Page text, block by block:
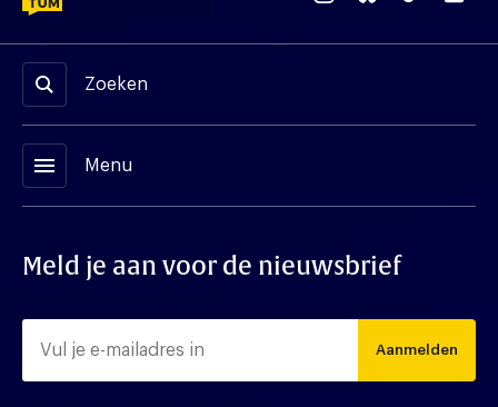
Zoeken
menu Menu
Meld je aan voor de nieuwsbrief
Aanmelden